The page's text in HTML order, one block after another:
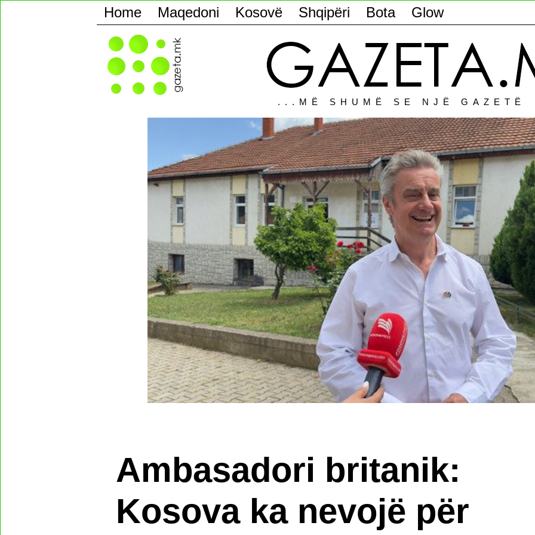
Home Maqedoni Kosovë Shqipëri Bota Glow
...MË SHUMË SE NJË GAZETË
Ambasadori britanik:
Kosova ka nevojë për